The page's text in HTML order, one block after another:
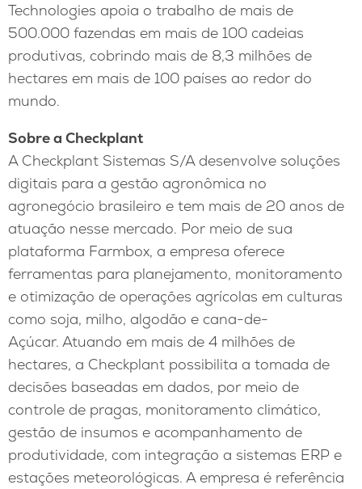
Technologies apoia o trabalho de mais de
500.000 fazendas em mais de 100 cadeias
produtivas, cobrindo mais de 8,3 milhões de
hectares em mais de 100 países ao redor do
mundo.
Sobre a Checkplant
A Checkplant Sistemas S/A desenvolve soluções
digitais para a gestão agronômica no
agronegócio brasileiro e tem mais de 20 anos de
atuação nesse mercado. Por meio de sua
plataforma Farmbox, a empresa oferece
ferramentas para planejamento, monitoramento
e otimização de operações agrícolas em culturas
como soja, milho, algodão e cana-de-
Açúcar. Atuando em mais de 4 milhões de
hectares, a Checkplant possibilita a tomada de
decisões baseadas em dados, por meio de
controle de pragas, monitoramento climático,
gestão de insumos e acompanhamento de
produtividade, com integração a sistemas ERP e
estações meteorológicas. A empresa é referência